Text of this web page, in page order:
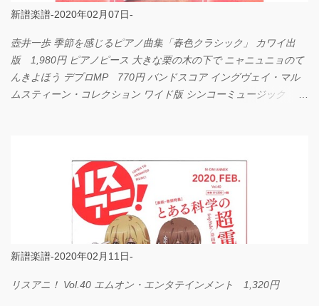
新譜楽譜-2020年02月07日-
壺井一歩 季節を感じるピアノ曲集「春色クラシック」 カワイ出
版 1,980円 ピアノピース 大きな栗の木の下で ニャニュニョのて
んきよほう デプロMP 770円 バンドスコア イングヴェイ・マル
ムスティーン・コレクション ワイド版 シンコーミュージック
新譜楽譜-2020年02月11日-
リスアニ！ Vol.40 エムオン・エンタテインメント 1,320円